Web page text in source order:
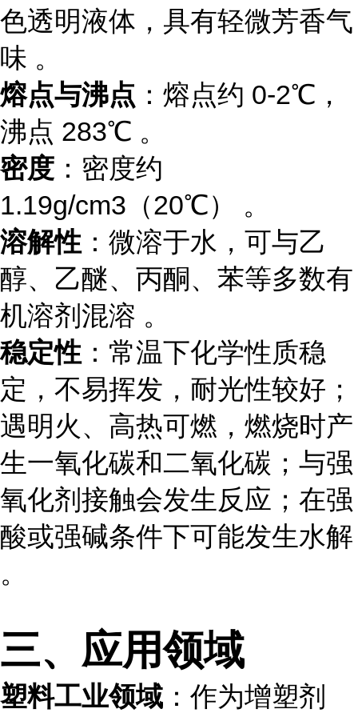
色透明液体，具有轻微芳香气
味 。
熔点与沸点 ：熔点约 0-2℃，
沸点 283℃ 。
密度 ：密度约
1.19g/cm3（20℃） 。
溶解性 ：微溶于水，可与乙
醇、乙醚、丙酮、苯等多数有
机溶剂混溶 。
稳定性 ：常温下化学性质稳
定，不易挥发，耐光性较好；
遇明火、高热可燃，燃烧时产
生一氧化碳和二氧化碳；与强
氧化剂接触会发生反应；在强
酸或强碱条件下可能发生水解
。
三、应用领域
塑料工业领域 ：作为增塑剂